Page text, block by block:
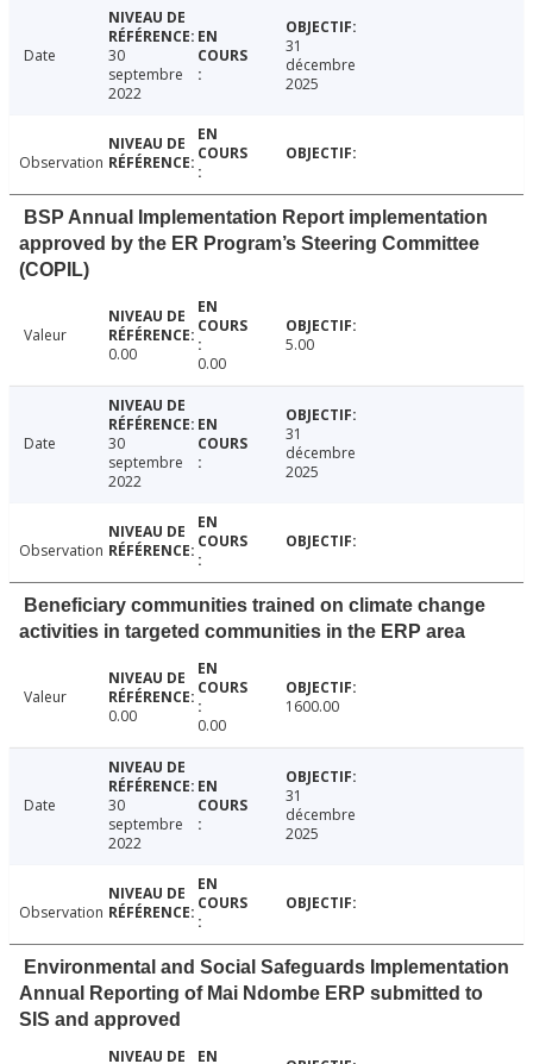
Date
30
septembre
2022
31
décembre
2025
Observation
BSP Annual Implementation Report implementation
approved by the ER Program’s Steering Committee
(COPIL)
Valeur
0.00
0.00
5.00
Date
30
septembre
2022
31
décembre
2025
Observation
Beneficiary communities trained on climate change
activities in targeted communities in the ERP area
Valeur
0.00
0.00
1600.00
Date
30
septembre
2022
31
décembre
2025
Observation
Environmental and Social Safeguards Implementation
Annual Reporting of Mai Ndombe ERP submitted to
SIS and approved